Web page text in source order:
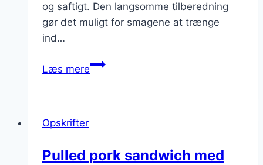
og saftigt. Den langsomme tilberedning
gør det muligt for smagene at trænge
ind…
Læs merePulled
Opskrifter
Pulled pork sandwich med